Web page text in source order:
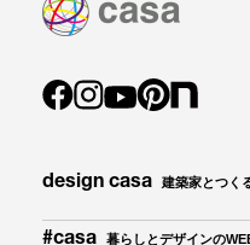
design casa 建築家とつく
#casa 暮らしとデザインの